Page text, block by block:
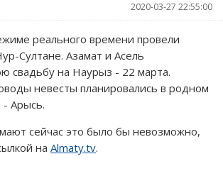
2020-03-27 22:55:00
реального времени провели
Султане. Азамат и Асель
свадьбу на Наурыз - 22 марта.
невесты планировались в родном
Арысь.
сейчас это было бы невозможно,
на Almaty.tv.